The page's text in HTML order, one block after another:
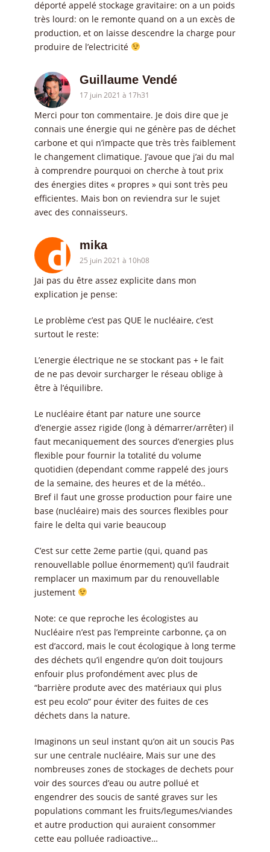
déporté appelé stockage gravitaire: on a un poids
très lourd: on le remonte quand on a un excès de
production, et on laisse descendre la charge pour
produire de l’electricité
Guillaume Vendé
17 juin 2021 à 17h31
Merci pour ton commentaire. Je dois dire que je
connais une énergie qui ne génère pas de déchet
carbone et qui n’impacte que très très faiblement
le changement climatique. J’avoue que j’ai du mal
à comprendre pourquoi on cherche à tout prix
des énergies dites « propres » qui sont très peu
efficientes. Mais bon on reviendra sur le sujet
avec des connaisseurs.
mika
25 juin 2021 à 10h08
Jai pas du être assez explicite dans mon
explication je pense:
Le problème c’est pas QUE le nucléaire, c’est
surtout le reste:
L’energie électrique ne se stockant pas + le fait
de ne pas devoir surcharger le réseau oblige à
être à l’équilibre.
Le nucléaire étant par nature une source
d’energie assez rigide (long à démarrer/arrêter) il
faut mecaniquement des sources d’energies plus
flexible pour fournir la totalité du volume
quotidien (dependant comme rappelé des jours
de la semaine, des heures et de la météo..
Bref il faut une grosse production pour faire une
base (nucléaire) mais des sources flexibles pour
faire le delta qui varie beaucoup
C’est sur cette 2eme partie (qui, quand pas
renouvellable pollue énormement) qu’il faudrait
remplacer un maximum par du renouvellable
justement
Note: ce que reproche les écologistes au
Nucléaire n’est pas l’empreinte carbonne, ça on
est d’accord, mais le cout écologique à long terme
des déchets qu’il engendre qu’on doit toujours
enfouir plus profondément avec plus de
“barrière produte avec des matériaux qui plus
est peu ecolo” pour éviter des fuites de ces
déchets dans la nature.
Imaginons un seul instant qu’on ait un soucis Pas
sur une centrale nucléaire, Mais sur une des
nombreuses zones de stockages de dechets pour
voir des sources d’eau ou autre pollué et
engendrer des soucis de santé graves sur les
populations commant les fruits/legumes/viandes
et autre production qui auraient consommer
cette eau polluée radioactive…